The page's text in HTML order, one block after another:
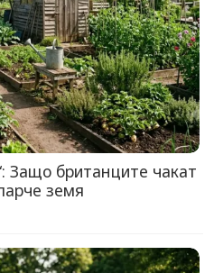
Защо британците чакат
земя